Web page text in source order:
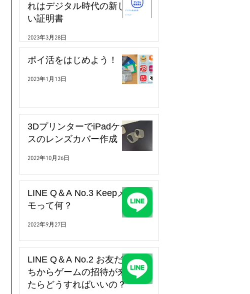
れはデジタル時代の新し
い証明書
2023年3月28日
ポイ活をはじめよう！
2023年1月13日
3DプリンターでiPadケー
スのレンズカバー作成
2022年10月26日
LINE Q＆A No.3 Keepメ
モって何？
2022年9月27日
LINE Q＆A No.2 お友だ
ちからゲームの招待が来
たらどうすればいいの？